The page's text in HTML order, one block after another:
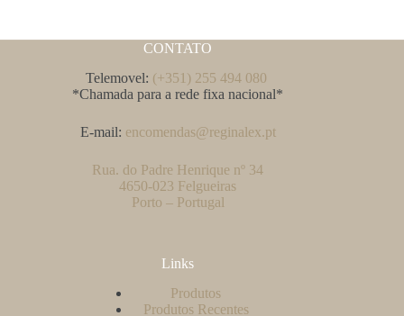
CONTATO
Telemovel: (+351) 255 494 080
*Chamada para a rede fixa nacional*
E-mail: encomendas@reginalex.pt
Rua. do Padre Henrique nº 34
4650-023 Felgueiras
Porto – Portugal
Links
Produtos
Produtos Recentes